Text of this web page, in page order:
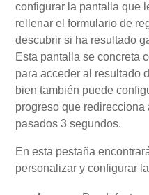
configurar la pantalla que
rellenar el formulario de
descubrir si ha resultado
Esta pantalla se concreta
para acceder al resultado
bien también puede
progreso que
pasados 3 segundos.
En esta pestaña
personalizar y configurar